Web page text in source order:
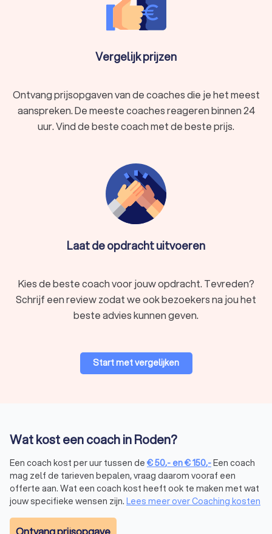
Vergelijk prijzen
Ontvang prijsopgaven van de coaches die je het meest
aanspreken. De meeste coaches reageren binnen 24
uur. Vind de beste coach met de beste prijs.
Laat de opdracht uitvoeren
Kies de beste coach voor jouw opdracht. Tevreden?
Schrijf een review zodat we ook bezoekers na jou het
beste advies kunnen geven.
Start met vergelijken
Wat kost een coach in Roden?
Een coach kost per uur tussen de €50,- en€150,-Een coach
mag zelf de tarieven bepalen, vraag daarom vooraf een
offerte aan. Wat een coach kost heeft ook te maken met wat
jouw specifieke wensen zijn. Lees meer over Coaching kosten